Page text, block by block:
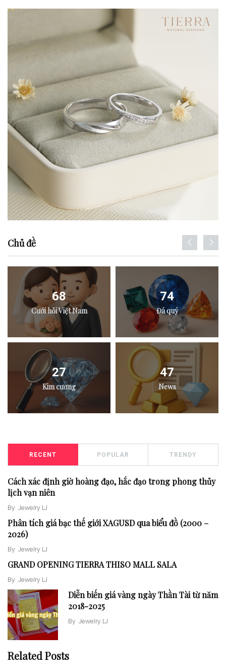
Chủ đề
68
Cưới hỏi Việt Nam
74
Đá quý
27
Kim cương
47
News
RECENT POPULAR TRENDY
Cách xác định giờ hoàng đạo, hắc đạo trong phong thủy
lịch vạn niên
By Jewelry LJ
Phân tích giá bạc thế giới XAGUSD qua biểu đồ (2000 –
2026)
By Jewelry LJ
GRAND OPENING TIERRA THISO MALL SALA
By Jewelry LJ
Diễn biến giá vàng ngày Thần Tài từ năm
2018-2025
By Jewelry LJ
Related Posts
Cách xác định giờ hoàng đạo, hắc đạo trong phong thủy